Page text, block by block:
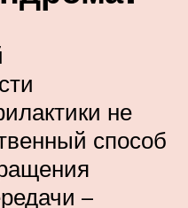
не
способ
–